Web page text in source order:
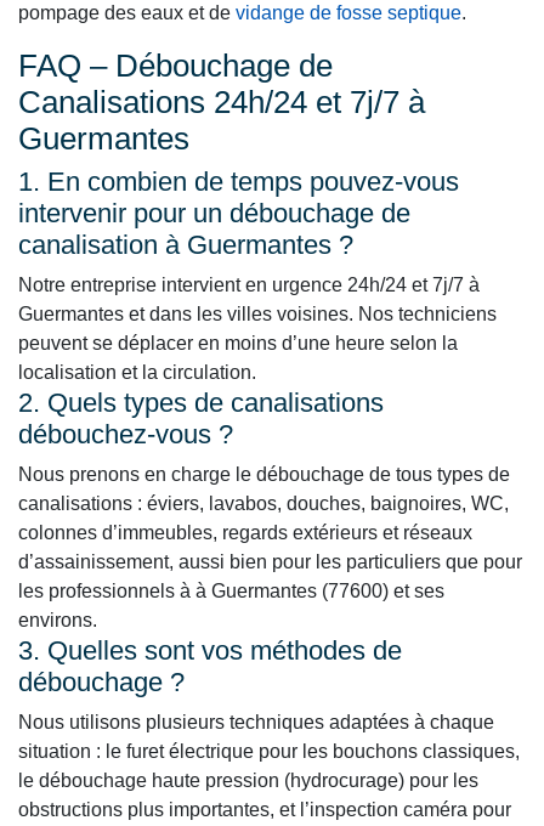
pompage des eaux et de vidange de fosse septique.
FAQ – Débouchage de
Canalisations 24h/24 et 7j/7 à
Guermantes
1. En combien de temps pouvez-vous
intervenir pour un débouchage de
canalisation à Guermantes ?
Notre entreprise intervient en urgence 24h/24 et 7j/7 à
Guermantes et dans les villes voisines. Nos techniciens
peuvent se déplacer en moins d’une heure selon la
localisation et la circulation.
2. Quels types de canalisations
débouchez-vous ?
Nous prenons en charge le débouchage de tous types de
canalisations : éviers, lavabos, douches, baignoires, WC,
colonnes d’immeubles, regards extérieurs et réseaux
d’assainissement, aussi bien pour les particuliers que pour
les professionnels à à Guermantes (77600) et ses
environs.
3. Quelles sont vos méthodes de
débouchage ?
Nous utilisons plusieurs techniques adaptées à chaque
situation : le furet électrique pour les bouchons classiques,
le débouchage haute pression (hydrocurage) pour les
obstructions plus importantes, et l’inspection caméra pour